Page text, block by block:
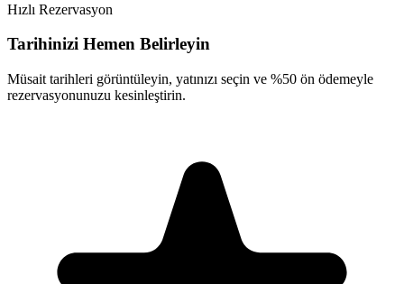
Hızlı Rezervasyon
Tarihinizi Hemen Belirleyin
Müsait tarihleri görüntüleyin, yatınızı seçin ve %50 ön ödemeyle
rezervasyonunuzu kesinleştirin.